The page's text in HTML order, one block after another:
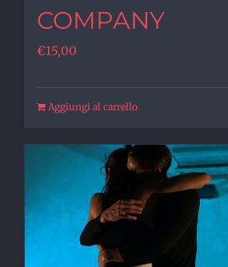
COMPANY
€15,00
Aggiungi al carrello